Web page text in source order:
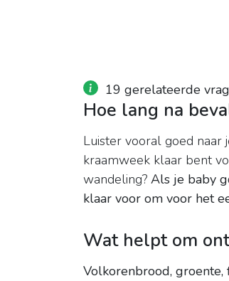
19 gerelateerde
Hoe lang na
Luister vooral goed naar
kraamweek klaar bent
wandeling? Als je baby
klaar voor om voor het
Wat helpt om
Volkorenbrood,